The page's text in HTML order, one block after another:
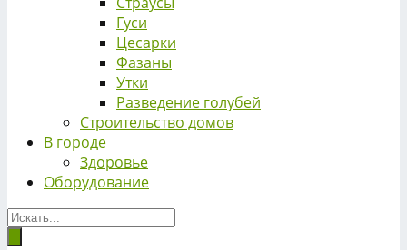
Гуси
Цесарки
Фазаны
Утки
Разведение голубей
Строительство домов
В городе
Здоровье
Оборудование